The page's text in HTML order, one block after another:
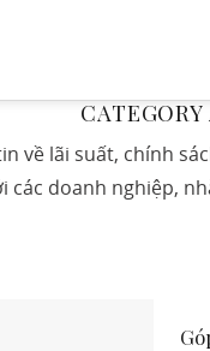
về lãi suất, chính
các doanh nghiệp,